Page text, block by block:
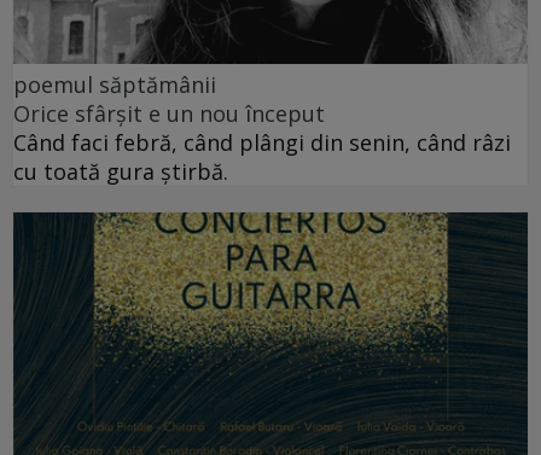
poemul săptămânii
Orice sfârșit e un nou început
Când faci febră, când plângi din senin, când râzi
cu toată gura știrbă.